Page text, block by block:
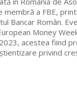
membră a FBE,
Bancar Român.
Money
acestea fiind
privind